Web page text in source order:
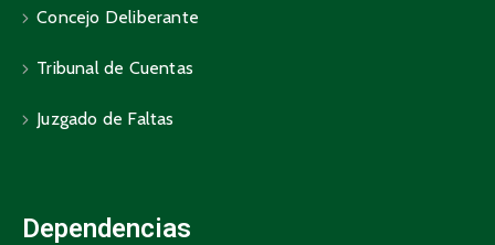
Concejo Deliberante
Tribunal de Cuentas
Juzgado de Faltas
Dependencias